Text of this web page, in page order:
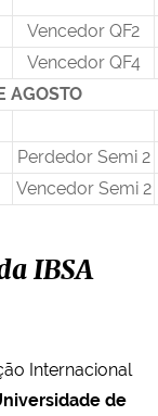
Vencedor QF2
Vencedor QF4
AGOSTO
Perdedor Semi 2
Vencedor Semi 2
IBSA
Internacional
de